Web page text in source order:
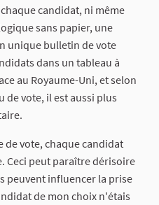
candidat, ni même
sans papier, une
unique bulletin de vote
dans un tableau à
au Royaume-Uni, et selon
de vote, il est aussi plus
de vote, chaque candidat
Ceci peut paraître dérisoire
peuvent influencer la prise
de mon choix n'étais